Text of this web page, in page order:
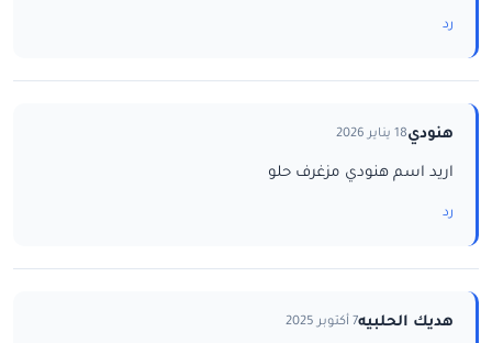
رد
هنودي18 يناير 2026
اريد اسم هنودي مزغرف حلو
رد
هديك الحلبيه7 أكتوبر 2025